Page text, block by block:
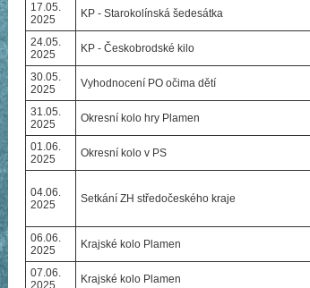
17.05.
2025
KP - Starokolínská šedesátka
24.05.
2025
KP - Českobrodské kilo
30.05.
2025
Vyhodnocení PO očima dětí
31.05.
2025
Okresní kolo hry Plamen
01.06.
2025
Okresní kolo v PS
04.06.
2025
Setkání ZH středočeského kraje
06.06.
2025
Krajské kolo Plamen
07.06.
2025
Krajské kolo Plamen